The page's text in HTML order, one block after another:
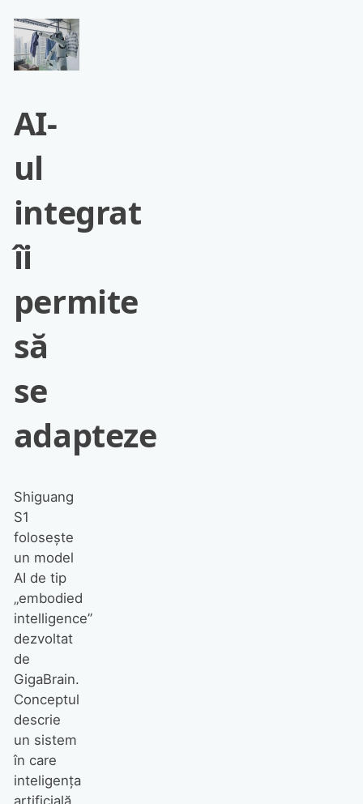
AI-
ul
integrat
îi
permite
să
se
adapteze
Shiguang
S1
folosește
un model
AI de tip
„embodied
intelligence”
dezvoltat
de
GigaBrain.
Conceptul
descrie
un sistem
în care
inteligența